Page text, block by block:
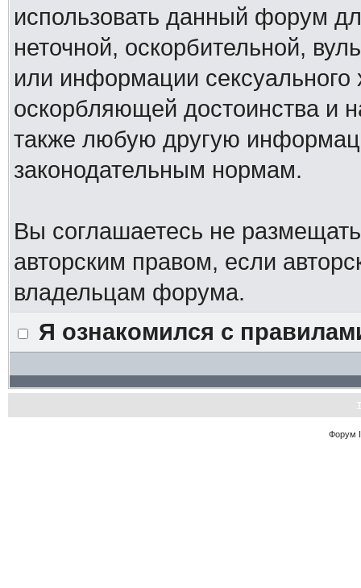
использовать данный форум
неточной, оскорбительной,
или информации
оскорбляющей достоинства и
также любую другую
законодательным нормам.
Вы соглашаетесь не
авторским правом, если
владельцам форума.
Я ознакомился с
Форум